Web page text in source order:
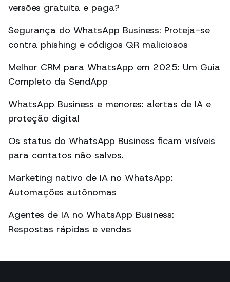
versões gratuita e paga?
Segurança do WhatsApp Business: Proteja-se
contra phishing e códigos QR maliciosos
Melhor CRM para WhatsApp em 2025: Um Guia
Completo da SendApp
WhatsApp Business e menores: alertas de IA e
proteção digital
Os status do WhatsApp Business ficam visíveis
para contatos não salvos.
Marketing nativo de IA no WhatsApp:
Automações autônomas
Agentes de IA no WhatsApp Business:
Respostas rápidas e vendas